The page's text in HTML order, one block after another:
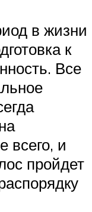
в жизни
к
Все
всего, и
пройдет